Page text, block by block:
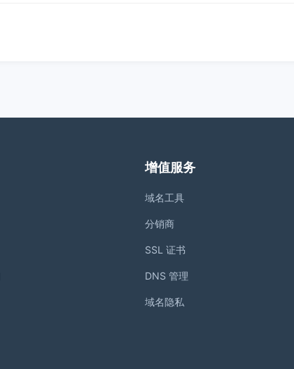
增值服务
域名工具
分销商
SSL 证书
DNS 管理
域名隐私